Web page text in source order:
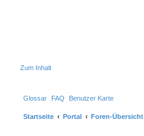
Zum Inhalt
Glossar FAQ Benutzer Karte
Startseite Portal Foren-Übersicht